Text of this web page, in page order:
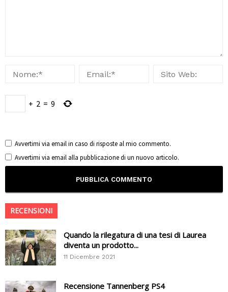
+ 2 = 9
Avvertimi via email in caso di risposte al mio commento.
Avvertimi via email alla pubblicazione di un nuovo articolo.
RECENSIONI
Quando la rilegatura di una tesi di Laurea
diventa un prodotto...
11 Dicembre 2021
Recensione Tannenberg PS4